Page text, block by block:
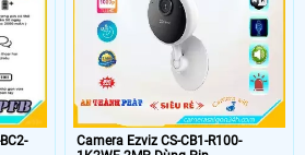
diện
tối
được lấy từ các phòng thí nghiệm
EZVIZ),Nén video:H
Camera Ezviz CS-CB1-R100-